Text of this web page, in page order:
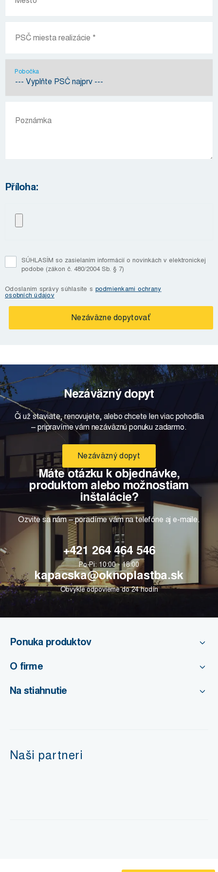
Pobočka
Příloha:
SÚHLASÍM so zasielaním informácií o novinkách v elektronickej
podobe (zákon č. 480/2004 Sb. § 7)
Odoslaním správy súhlasíte s podmienkami ochrany
osobních údajov
Nezáväzný dopyt
Či už staviate, renovujete, alebo chcete len viac pohodlia
– pripravíme vám nezáväznú ponuku zadarmo.
Nezáväzný dopyt
Máte otázku k objednávke,
produktom alebo možnostiam
inštalácie?
Ozvite sa nám – poradíme vám na telefóne aj e-maile.
+421 264 464 546
Po-Pi: 10:00 - 18:00
kapacska@oknoplastba.sk
Obvykle odpovieme do 24 hodín
Ponuka produktov
O firme
Na stiahnutie
Naši partneri